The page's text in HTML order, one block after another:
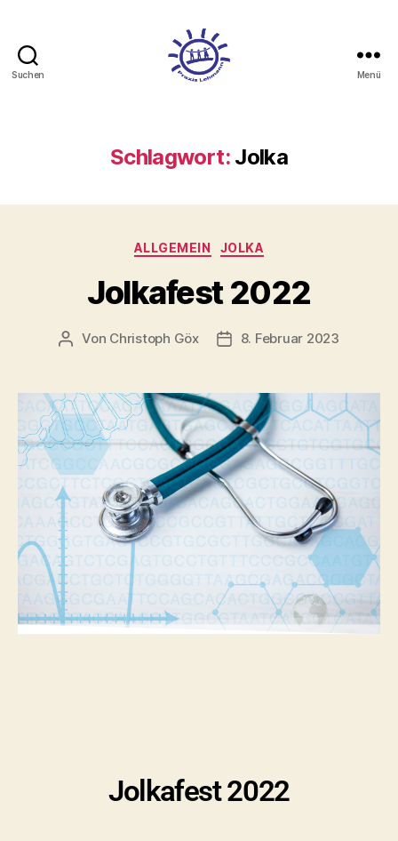
Suchen Menü
Schlagwort: Jolka
ALLGEMEIN JOLKA
Jolkafest 2022
Von Christoph Göx 8. Februar 2023
Jolkafest 2022